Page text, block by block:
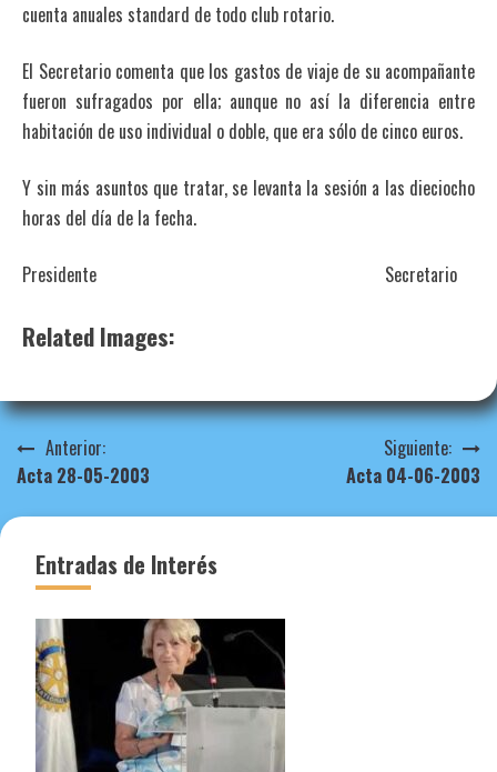
cuenta anuales standard de todo club rotario.
El Secretario comenta que los gastos de viaje de su acompañante
fueron sufragados por ella; aunque no así la diferencia entre
habitación de uso individual o doble, que era sólo de cinco euros.
Y sin más asuntos que tratar, se levanta la sesión a las dieciocho
horas del día de la fecha.
Presidente Secretario
Related Images:
Navegación
de
Anterior:
Acta 28-05-2003
Siguiente:
Acta 04-06-2003
Entradas de Interés